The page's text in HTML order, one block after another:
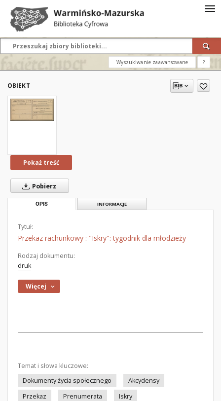
Wyszukiwanie zaawansowane ?
OBIEKT
Pokaż treść
Pobierz
OPIS INFORMACJE
Tytuł:
Przekaz rachunkowy : "Iskry": tygodnik dla młodzieży
Rodzaj dokumentu:
druk
Więcej
Temat i słowa kluczowe:
Dokumenty życia społecznego
Akcydensy
Przekaz
Prenumerata Iskry